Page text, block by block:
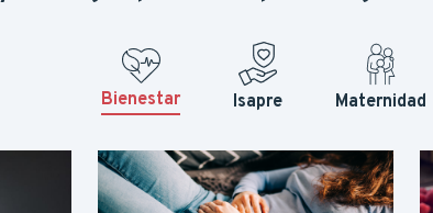
Protección Cesantía
Bienestar Isapre Maternidad